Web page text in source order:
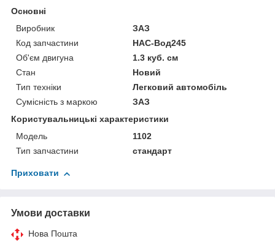
Основні
Виробник
ЗАЗ
Код запчастини
НАС-Вод245
Об'єм двигуна
1.3 куб. см
Стан
Новий
Тип техніки
Легковий автомобіль
Сумісність з маркою
ЗАЗ
Користувальницькі характеристики
Мoдель
1102
Тип запчастини
стандарт
Приховати
Умови доставки
Нова Пошта